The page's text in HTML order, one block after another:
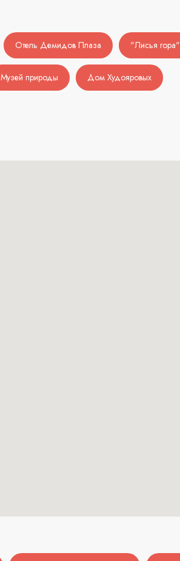
Отель Демидов Плаза "Лисья гора"
Музей природы Дом Худояровых